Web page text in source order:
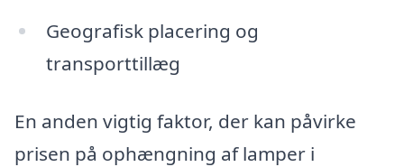
Geografisk placering og
transporttillæg
En anden vigtig faktor, der kan påvirke
prisen på ophængning af lamper i